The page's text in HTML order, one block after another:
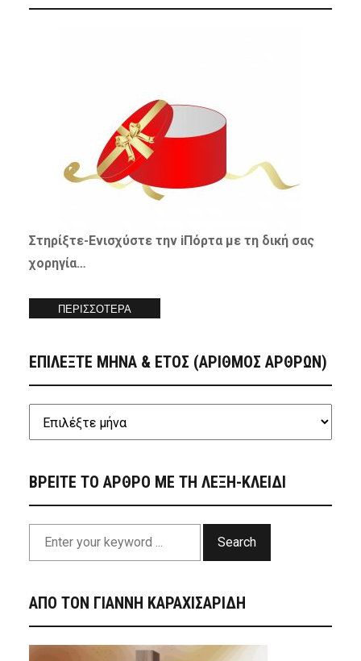
Στηρίξτε- Ενισχύστετην iΠόρτα με τη δική σας
χορηγία…
ΠΕΡΙΣΣΟΤΕΡΑ
ΕΠΙΛΕΞΤΕ ΜΗΝΑ & ΕΤΟΣ (ΑΡΙΘΜΟΣ ΑΡΘΡΩΝ)
ΒΡΕΙΤΕ ΤΟ ΑΡΘΡΟ ΜΕ ΤΗ ΛΕΞΗ-ΚΛΕΙΔΙ
Search
ΑΠΟ ΤΟΝ ΓΙΑΝΝΗ ΚΑΡΑΧΙΣΑΡΙΔΗ